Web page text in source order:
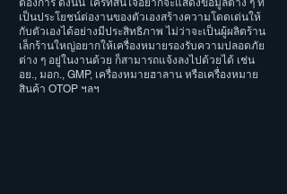
ต้องการ ดังนั้น ใครที่สนใจอยากจะแสดงข้อมูลต่าง ๆ ที่
เป็นประโยชน์ต่องานของตัวเองสร้างความโดดเด่นให้
กับตัวเองได้อย่างมีประสิทธิภาพ ไม่ว่าจะเป็นผู้ผลิตร้าน
เล็กร้านใหญ่อยากให้เครื่องหมายรองรับความปลอดภัย
ต่าง ๆ อยู่ในงานด้วย ก็สามารถแจ้งลงไปด้วยได้ เช่น
อย., มอก., GMP, เครื่องหมายฮาลาน หรือเครื่องหมาย
สินค้า OTOP ฯลฯ